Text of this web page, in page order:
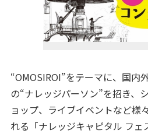
“OMOSIROI”をテーマに、国内
の“ナレッジパーソン”を招き、
ョップ、ライブイベントなど様
れる「ナレッジキャピタル フェ